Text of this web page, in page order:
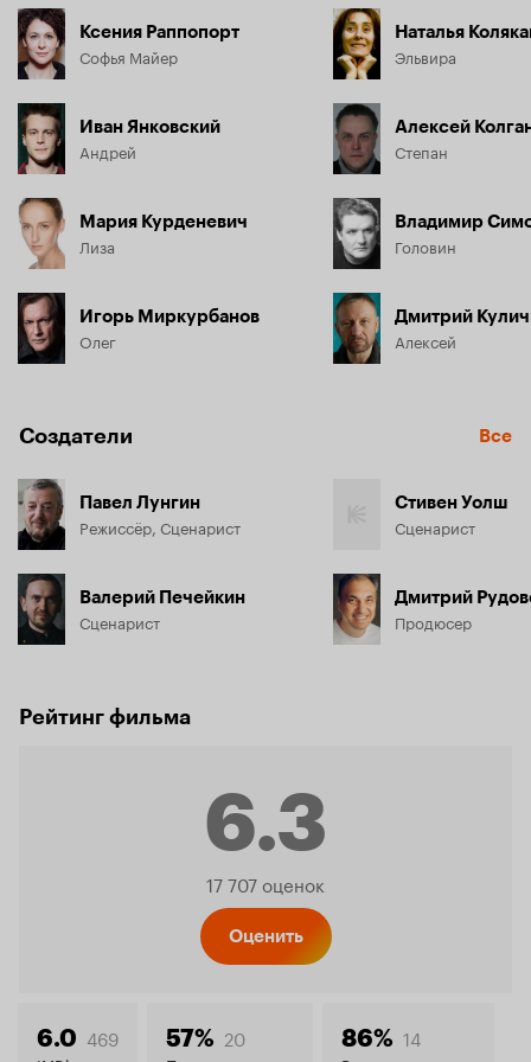
Ксения Раппопорт
Софья Майер
Иван Янковский
Андрей
Мария Курденевич
Лиза
Игорь Миркурбанов
Олег
Наталья
Эльвира
Алексей
Степан
Владимир
Головин
Дмитрий
Алексей
Создатели Все
Павел Лунгин
Режиссёр, Сценарист
Валерий Печейкин
Сценарист
Стивен Уолш
Сценарист
Дмитрий
Продюсер
Рейтинг фильма
6.3
Рейтинг
17 707 оценок
Оценить
6.0 469 57% 20 86% 14